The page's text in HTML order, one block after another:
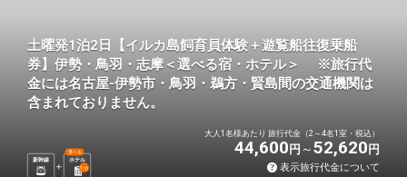
土曜発1泊2日【イルカ島飼育員体験＋遊覧船往復乗船
券】伊勢・鳥羽・志摩＜選べる宿・ホテル＞ ※旅行代
金には名古屋-伊勢市・鳥羽・鵜方・賢島間の交通機関は
含まれておりません。
新幹線 ホテル
選べる
1 泊
大人1名様あたり 旅行代金（2～4名1室・税込）
44,600 円 52,620 円
表示旅行代金について